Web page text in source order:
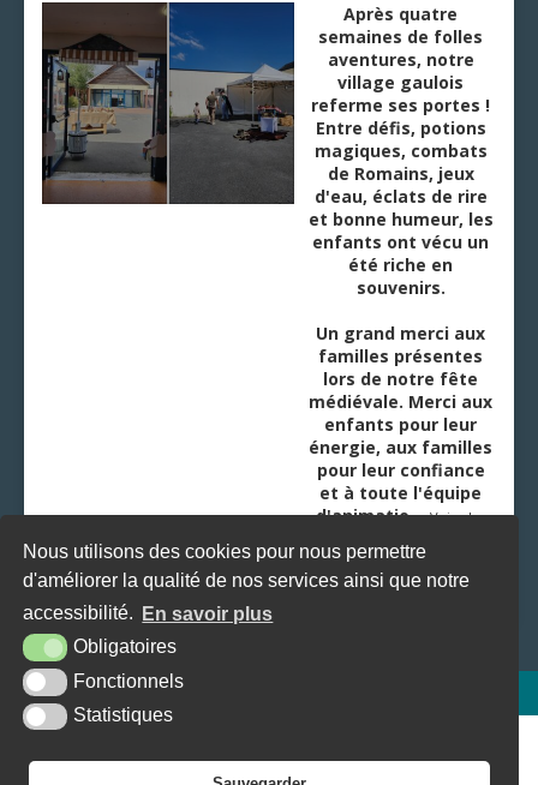
Nous utilisons des cookies pour nous permettre
d'améliorer la qualité de nos services ainsi que notre
accessibilité.
En savoir plus
Obligatoires
Fonctionnels
Statistiques
Après quatre
semaines de folles
aventures, notre
village gaulois
referme ses portes !
Entre défis, potions
magiques, combats
de Romains, jeux
d'eau, éclats de rire
et bonne humeur, les
enfants ont vécu un
été riche en
souvenirs.
Un grand merci aux
familles présentes
lors de notre fête
médiévale. Merci aux
enfants pour leur
énergie, aux familles
pour leur confiance
et à toute l'équipe
d'animatio ...Voir plus
Plan du site Mentions légales